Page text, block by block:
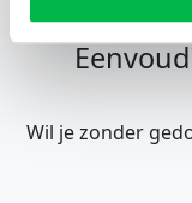
Wil je zonder